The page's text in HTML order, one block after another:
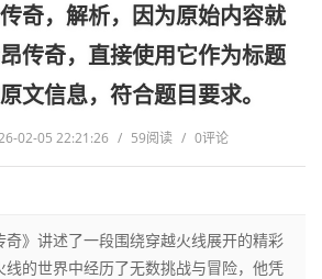
奇，解析，因为原始内容就
传奇，直接使用它作为标题
文信息，符合题目要求。
02-05 22:21:26 / 59阅读 / 0评论
奇》讲述了一段围绕穿越火线展开的精彩
线的世界中经历了无数挑战与冒险，他凭